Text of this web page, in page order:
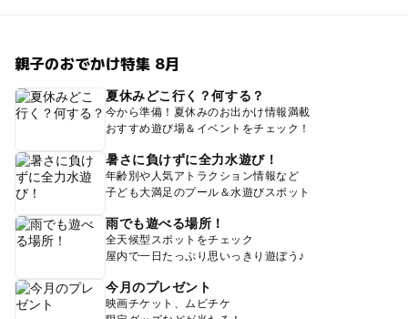
親子のおでかけ特集 8月
夏休みどこ行く？何する？
今から準備！夏休みのお出かけ情報満載
おすすめ遊び場＆イベントをチェック！
暑さに負けずに全力水遊び！
年齢別や人気アトラクション情報など
子ども大満足のプール＆水遊びスポット
雨でも遊べる場所！
全天候型スポットをチェック
屋内で一日たっぷり思いっきり遊ぼう♪
今月のプレゼント
映画チケット、ムビチケ